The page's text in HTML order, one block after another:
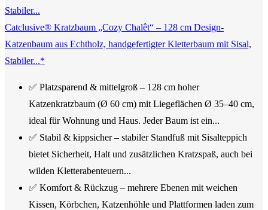
Catclusive® Kratzbaum „Cozy Chalêt“ – 128 cm Design-
Katzenbaum aus Echtholz, handgefertigter Kletterbaum mit Sisal,
Stabiler...*
✅ Platzsparend & mittelgroß – 128 cm hoher
Katzenkratzbaum (Ø 60 cm) mit Liegeflächen Ø 35–40 cm,
ideal für Wohnung und Haus. Jeder Baum ist ein...
✅ Stabil & kippsicher – stabiler Standfuß mit Sisalteppich
bietet Sicherheit, Halt und zusätzlichen Kratzspaß, auch bei
wilden Kletterabenteuern...
✅ Komfort & Rückzug – mehrere Ebenen mit weichen
Kissen, Körbchen, Katzenhöhle und Plattformen laden zum